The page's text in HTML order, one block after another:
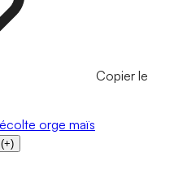
Copier le
orge maïs
(+)